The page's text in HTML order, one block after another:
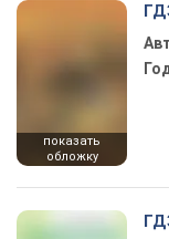
показать
обложку